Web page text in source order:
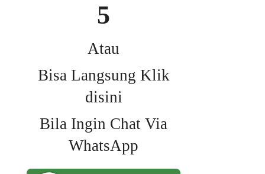
5
Atau
Bisa Langsung Klik
disini
Bila Ingin Chat Via
WhatsApp